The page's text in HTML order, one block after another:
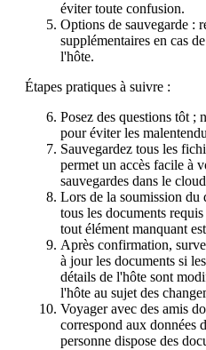
éviter toute confusion.
Options de sauvegarde :
supplémentaires en cas
l'hôte.
Étapes pratiques à suivre :
Posez des questions tôt ;
pour éviter les
Sauvegardez tous les
permet un accès facile à
sauvegardes dans le
Lors de la soumission du
tous les documents
tout élément manquant
Après confirmation,
à jour les documents si
détails de l'hôte sont
l'hôte au sujet des
Voyager avec des amis
correspond aux données
personne dispose des